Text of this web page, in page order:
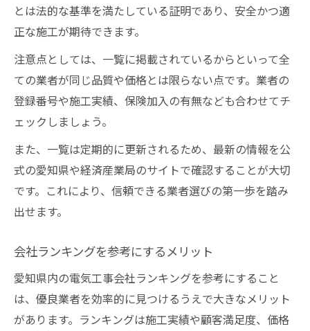
とは法的な基準を満たしている証明であり、安全かつ適
正な施工が期待できます。
注意点としては、一覧に掲載されているからといって全
ての業者が同じ品質や価格とは限らない点です。業者の
登録番号や施工実績、保険加入の有無なども合わせてチ
ェックしましょう。
また、一覧は定期的に更新されるため、最新の情報を公
式の愛知県や経済産業局のサイトで確認することが大切
です。これにより、信頼できる業者選びの第一歩を踏み
出せます。
会社ランキングを参考にするメリット
愛知県内の電気工事会社ランキングを参考にすること
は、優良業者を効率的に見つけるうえで大きなメリット
があります。ランキングは施工実績や顧客満足度、価格